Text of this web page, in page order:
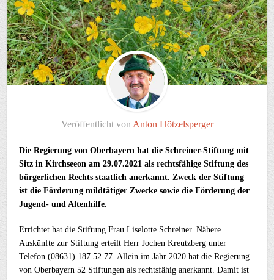
Veröffentlicht von Anton Hötzelsperger
Die Regierung von Oberbayern hat die Schreiner-Stiftung mit
Sitz in Kirchseeon am29.07.2021 als rechtsfähige Stiftung des
bürgerlichen Rechts staatlich anerkannt. Zweck der Stiftung
ist die Förderung mildtätiger Zwecke sowie die Förderung der
Jugend- und Altenhilfe.
Errichtet hat die Stiftung Frau Liselotte Schreiner. Nähere
Auskünfte zur Stiftung erteilt Herr Jochen Kreutzberg unter
Telefon (08631) 187 52 77. Allein im Jahr 2020 hat die Regierung
von Oberbayern 52 Stiftungen als rechtsfähig anerkannt. Damit ist